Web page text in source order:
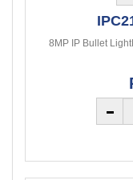
8MP IP Bullet